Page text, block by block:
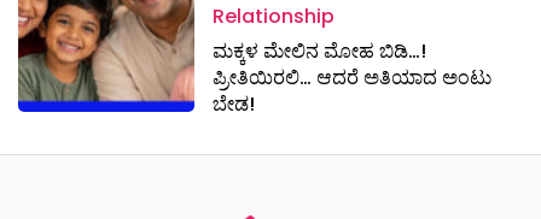
Relationship
ಮಕ್ಕಳ ಮೇಲಿನ ಮೋಹ ಬಿಡಿ…!
ಪ್ರೀತಿಯಿರಲಿ… ಆದರೆ ಅತಿಯಾದ ಅಂಟು
ಬೇಡ!